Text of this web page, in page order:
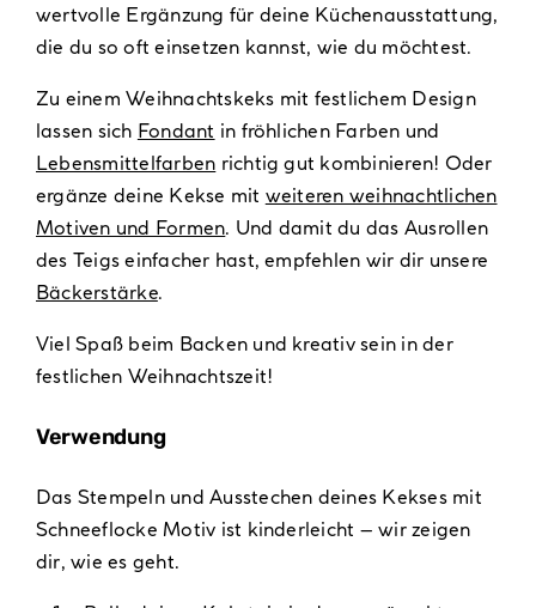
wertvolle Ergänzung für deine Küchenausstattung,
die du so oft einsetzen kannst, wie du möchtest.
Zu einem Weihnachtskeks mit festlichem Design
lassen sich Fondant in fröhlichen Farben und
Lebensmittelfarben richtig gut kombinieren! Oder
ergänze deine Kekse mit weiteren weihnachtlichen
Motiven und Formen. Und damit du das Ausrollen
des Teigs einfacher hast, empfehlen wir dir unsere
Bäckerstärke.
Viel Spaß beim Backen und kreativ sein in der
festlichen Weihnachtszeit!
Verwendung
Das Stempeln und Ausstechen deines Kekses mit
Schneeflocke Motiv ist kinderleicht – wir zeigen
dir, wie es geht.